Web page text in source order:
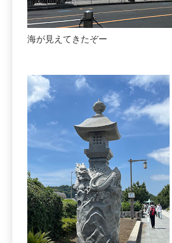
海が見えてきたぞー